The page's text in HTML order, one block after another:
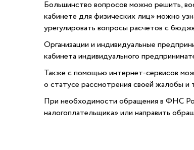
Большинство вопросов можно решить,
кабинете для физических лиц» можно
урегулировать вопросы расчетов с
Организации и индивидуальные
кабинета индивидуального
Также с помощью интернет-сервисов
о статусе рассмотрения своей жалобы и
При необходимости обращения в ФНС
налогоплательщика» или направить